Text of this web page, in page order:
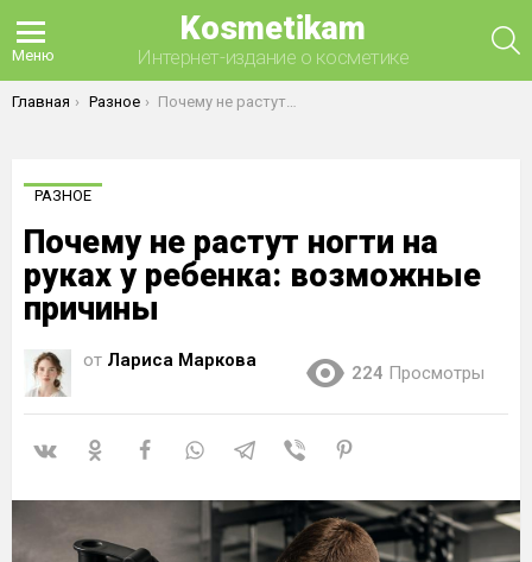
Меню
Kosmetikam
Интернет-издание о косметике
Вы здесь:
Главная Разное Почему не растут ногти на руках у ребенка: возможные причины
РАЗНОЕ
Почему не растут ногти на
руках у ребенка: возможные
причины
от Лариса Маркова
224 Просмотры